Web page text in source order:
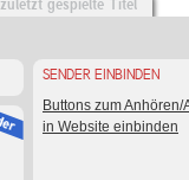
zuletzt gespielte Titel
SENDER EINBINDEN
Buttons zum Anhören/
in Website einbinden